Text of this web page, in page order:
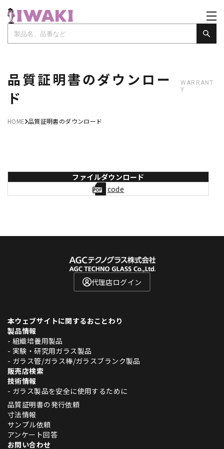
品質証明書のダウンロー
ド
WARRANT
Y
HOME 品質証明書のダウンロード
ファイルダウンロード
code
代理店ログイン
本ウェブサイトに関するおことわり
製品情報
- 組織培養用製品
- 実験・研究用ガラス製品
- ガラス管/ガラス棒/ガラスブランク製品
販売店検索
技術情報
- ガラス製品を安全に使用するために
品質証明書の発行依頼
寸法情報
サンプル依頼
アンケート回答
お問い合わせ